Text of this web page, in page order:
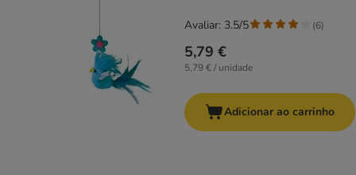
5,79 €
5,79 € / unidade
Avaliar: 3.5/5 (6)
Adicionar ao carrinho